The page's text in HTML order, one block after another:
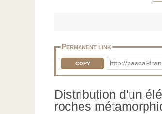
Permanent link
COPY http://pascal-
Distribution d'un
roches